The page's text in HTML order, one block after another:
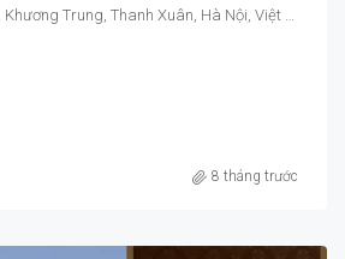
2 Phố Vương Thừa Vũ, Khương Trung, Thanh Xuân, Hà Nội, Việt Nam
8 tháng trước